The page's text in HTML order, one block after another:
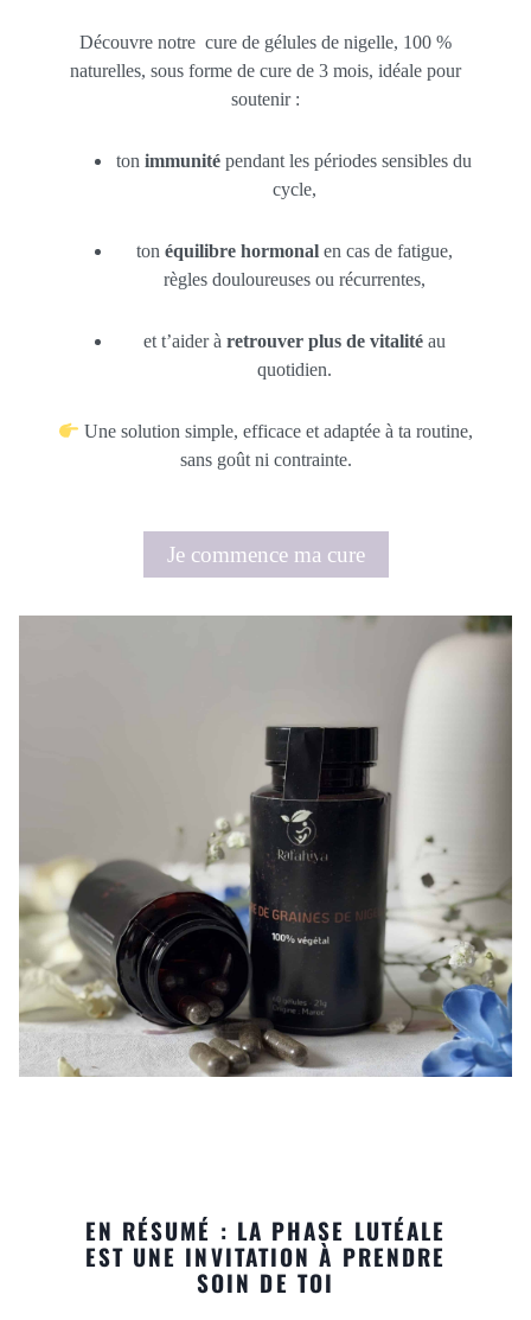
Découvre notre cure de gélules de nigelle, 100 %
naturelles, sous forme de cure de 3 mois, idéale pour
soutenir :
ton immunité pendant les périodes sensibles du
cycle,
ton équilibre hormonalen cas de fatigue,
règles douloureuses ou récurrentes,
et t’aider à retrouver plus de vitalitéau
quotidien.
Une solution simple, efficace et adaptée à ta routine,
sans goût ni contrainte.
Je commence ma cure
EN RÉSUMÉ : LA PHASE LUTÉALE
EST UNE INVITATION À PRENDRE
SOIN DE TOI